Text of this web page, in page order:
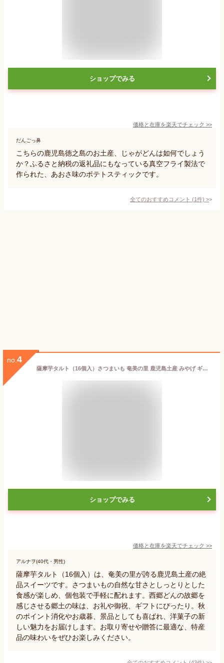
ショップでみる
価格と在庫を楽天でチェック >>
だんごっ鼻
こちらの鹿児島徳之島のお土産、じゃがどんは如何でしょう
か？ふるさと納税の返礼品にもなっている真空フライ製法で
作られた、あおさ味のポテトスティックです。
全てのおすすめコメント (1件) >
no. 4
薩摩芋タルト（16個入）さつまいも 奄美の里 鹿児島土産 みやげ ギフト 西郷どん スイートポテト ご当地スイーツ お取り寄せ お礼 御祝 焼き菓子 贈答 郷土 特産品 洋菓子 贈物 手土産 ポイント消化 秋 個包装 プレゼント お歳暮 景品_お菓子
ショップでみる
価格と在庫を楽天でチェック >>
アルナヲ(40代・男性)
薩摩芋タルト（16個入）は、奄美の里が誇る鹿児島土産の絶
品スイーツです。さつまいもの自然な甘さとしっとりとした
食感が楽しめ、個包装で手軽に配れます。西郷どんの故郷を
感じさせる郷土の味は、お礼や御祝、ギフトにぴったり。秋
のポイント消化やお歳暮、景品としても喜ばれ、洋菓子の新
しい魅力をお届けします。お取り寄せや贈答に最適な、特産
品の味わいをぜひお楽しみください。